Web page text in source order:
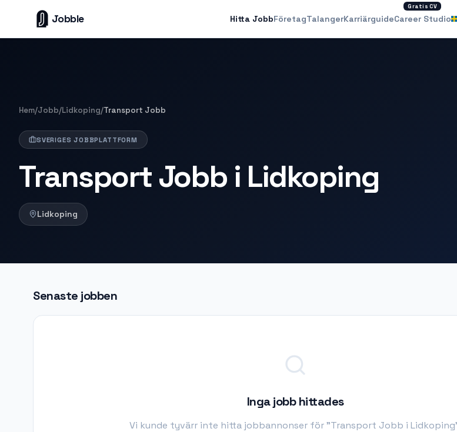
Jobble Hitta JobbFöretagTalangerKarriärguide
Gratis CV
Career Studio
Hem/Jobb/Lidkoping/Transport Jobb
SVERIGES JOBBPLATTFORM
Transport Jobb i Lidkoping
Lidkoping
Senaste jobben
Inga jobb hittades
Vi kunde tyvärr inte hitta jobbannonser för "Transport Jobb i Lidkoping